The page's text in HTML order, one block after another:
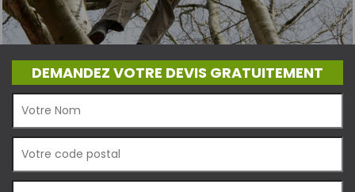
DEMANDEZ VOTRE DEVIS GRATUITEMENT